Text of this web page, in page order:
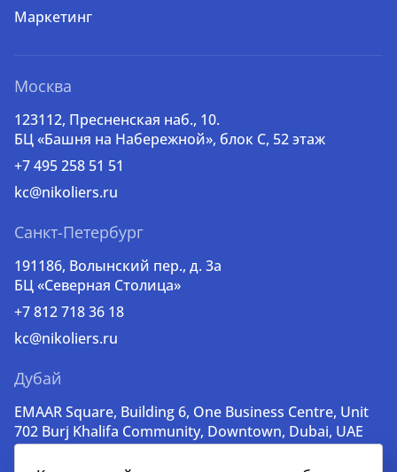
Маркетинг
Москва
123112, Пресненская наб., 10.
БЦ «Башня на Набережной», блок С, 52 этаж
+7 495 258 51 51
kc@nikoliers.ru
Санкт-Петербург
191186, Волынский пер., д. 3a
БЦ «Северная Столица»
+7 812 718 36 18
kc@nikoliers.ru
Дубай
EMAAR Square, Building 6, One Business Centre, Unit
702 Burj Khalifa Community, Downtown, Dubai, UAE